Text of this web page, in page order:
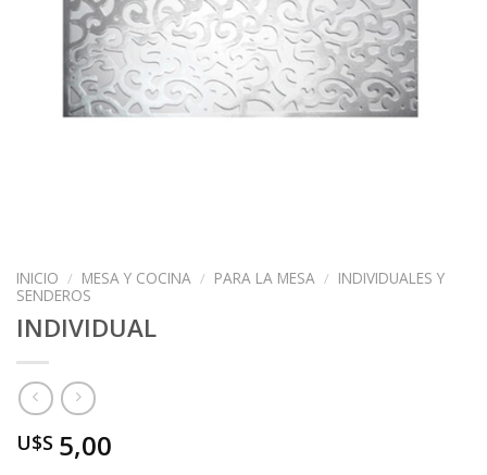
INICIO / MESA Y COCINA / PARA LA MESA / INDIVIDUALES Y
SENDEROS
INDIVIDUAL
U$S 5,00